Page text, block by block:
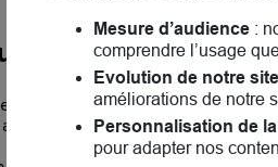
!
MAIF à Bruay-la-Buissière!
vous la solution qui vous
Mesure d’audience :
comprendre l’usage
Evolution de notre site
améliorations de notre
Personnalisation de
pour adapter nos